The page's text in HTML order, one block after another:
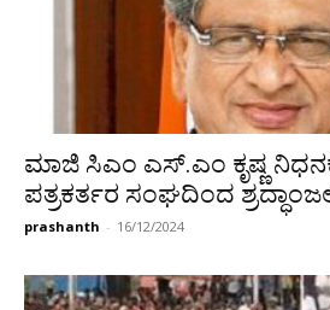
ಮಾಜಿ ಸಿಎಂ ಎಸ್.ಎಂ ಕೃಷ್ಣ
ಪತ್ರಕರ್ತರ ಸಂಘದಿಂದ
prashanth - 16/12/2024